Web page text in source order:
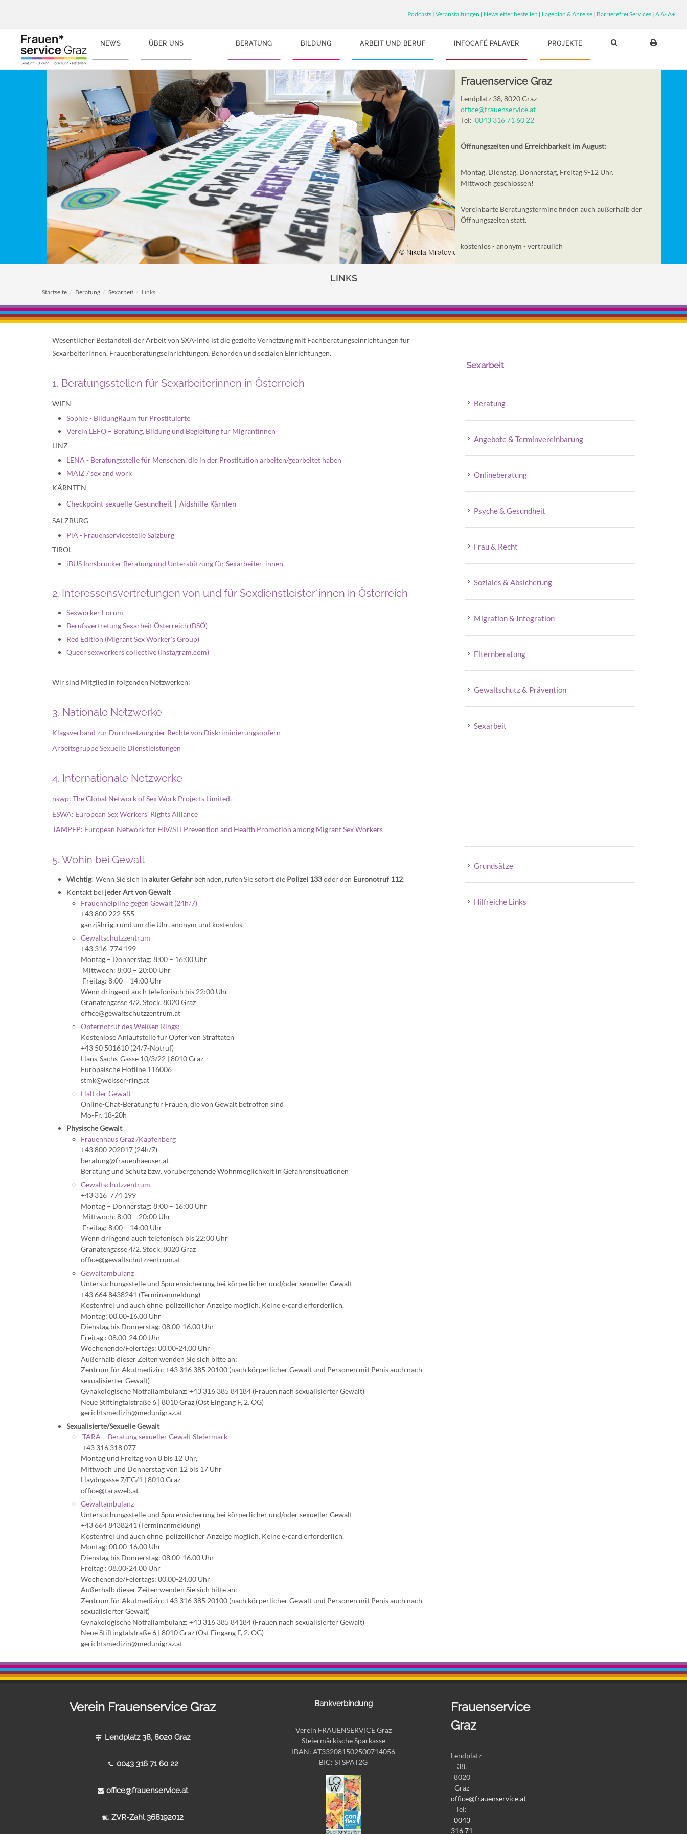
Podcasts| Veranstaltungen | Newsletter bestellen | Lageplan & Anreise| Barrierefrei Services| AA-A+
NEWS ÜBER UNS BERATUNG BILDUNG ARBEIT UND BERUF INFOCAFÉ PALAVER PROJEKTE
Frauenservice Graz
Lendplatz 38, 8020 Graz
office@frauenservice.at
Tel: 0043 316 71 60 22
Öffnungszeiten und Erreichbarkeit im August:
Montag, Dienstag, Donnerstag, Freitag 9-12 Uhr.
Mittwoch geschlossen!
Vereinbarte Beratungstermine finden auch außerhalb der
Öffnungszeiten statt.
kostenlos - anonym - vertraulich
LINKS
Startseite Beratung Sexarbeit Links
Wesentlicher Bestandteil der Arbeit von SXA-Info ist die gezielte Vernetzung mit Fachberatungseinrichtungen für
Sexarbeiterinnen, Frauenberatungseinrichtungen, Behörden und sozialen Einrichtungen.
1. Beratungsstellen für Sexarbeiterinnen in Österreich
WIEN
Sophie - BildungRaum für Prostituierte
Verein LEFÖ – Beratung, Bildung und Begleitung für Migrantinnen
LINZ
LENA - Beratungsstelle für Menschen, die in der Prostitution arbeiten/gearbeitet haben
MAIZ / sex and work
KÄRNTEN
Checkpoint sexuelle Gesundheit | Aidshilfe Kärnten
SALZBURG
PiA - Frauenservicestelle Salzburg
TIROL
iBUS Innsbrucker Beratung und Unterstützung für Sexarbeiter_innen
2. Interessensvertretungen von und für Sexdienstleister*innen in Österreich
Sexworker Forum
Berufsvertretung Sexarbeit Österreich (BSÖ)
Red Edition (Migrant Sex Worker's Group)
Queer sexworkers collective (instagram.com)
Wir sind Mitglied in folgenden Netzwerken:
3. Nationale Netzwerke
Klagsverband zur Durchsetzung der Rechte von Diskriminierungsopfern
Arbeitsgruppe Sexuelle Dienstleistungen
4. Internationale Netzwerke
nswp: The Global Network of Sex Work Projects Limited.
ESWA: European Sex Workers' Rights Alliance
TAMPEP: European Network for HIV/STI Prevention and Health Promotion among Migrant Sex Workers
5. Wohin bei Gewalt
Wichtig! Wenn Sie sich in akuter Gefahr befinden, rufen Sie sofort die Polizei 133oder den Euronotruf 112!
Kontakt bei jeder Art von Gewalt
Frauenhelpline gegen Gewalt (24h/7)
+43 800 222 555
ganzjährig, rund um die Uhr, anonym und kostenlos
Gewaltschutzzentrum
+43 316 774 199
Montag – Donnerstag: 8:00 – 16:00 Uhr
Mittwoch: 8:00 – 20:00 Uhr
Freitag: 8:00 – 14:00 Uhr
Wenn dringend auch telefonisch bis 22:00 Uhr
Granatengasse 4/2. Stock, 8020 Graz
office@gewaltschutzzentrum.at
Opfernotruf des Weißen Rings:
Kostenlose Anlaufstelle für Opfer von Straftaten
+43 50 501610 (24/7-Notruf)
Hans-Sachs-Gasse 10/3/22 | 8010 Graz
Europäische Hotline 116006
stmk@weisser-ring.at
Halt der Gewalt
Online-Chat-Beratung für Frauen, die von Gewalt betroffen sind
Mo-Fr. 18-20h
Physische Gewalt
Frauenhaus Graz /Kapfenberg
+43 800 202017 (24h/7)
beratung@frauenhaeuser.at
Beratung und Schutz bzw. vorubergehende Wohnmoglichkeit in Gefahrensituationen
Gewaltschutzzentrum
+43 316 774 199
Montag – Donnerstag: 8:00 – 16:00 Uhr
Mittwoch: 8:00 – 20:00 Uhr
Freitag: 8:00 – 14:00 Uhr
Wenn dringend auch telefonisch bis 22:00 Uhr
Granatengasse 4/2. Stock, 8020 Graz
office@gewaltschutzzentrum.at
Gewaltambulanz
Untersuchungsstelle und Spurensicherung bei körperlicher und/oder sexueller Gewalt
+43 664 8438241 (Terminanmeldung)
Kostenfrei und auch ohne polizeilicher Anzeige möglich. Keine e-card erforderlich.
Montag: 00.00-16.00 Uhr
Dienstag bis Donnerstag: 08.00-16.00 Uhr
Freitag : 08.00-24.00 Uhr
Wochenende/Feiertags: 00.00-24.00 Uhr
Außerhalb dieser Zeiten wenden Sie sich bitte an:
Zentrum für Akutmedizin: +43 316 385 20100 (nach körperlicher Gewalt und Personen mit Penis auch nach
sexualisierter Gewalt)
Gynäkologische Notfallambulanz: +43 316 385 84184 (Frauen nach sexualisierter Gewalt)
Neue Stiftingtalstraße 6 | 8010 Graz (Ost Eingang F, 2. OG)
gerichtsmedizin@medunigraz.at
Sexualisierte/Sexuelle Gewalt
TARA – Beratung sexueller Gewalt Steiermark
+43 316 318 077
Montag und Freitag von 8 bis 12 Uhr,
Mittwoch und Donnerstag von 12 bis 17 Uhr
Haydngasse 7/EG/1 | 8010 Graz
office@taraweb.at
Gewaltambulanz
Untersuchungsstelle und Spurensicherung bei körperlicher und/oder sexueller Gewalt
+43 664 8438241 (Terminanmeldung)
Kostenfrei und auch ohne polizeilicher Anzeige möglich. Keine e-card erforderlich.
Montag: 00.00-16.00 Uhr
Dienstag bis Donnerstag: 08.00-16.00 Uhr
Freitag : 08.00-24.00 Uhr
Wochenende/Feiertags: 00.00-24.00 Uhr
Außerhalb dieser Zeiten wenden Sie sich bitte an:
Zentrum für Akutmedizin: +43 316 385 20100 (nach körperlicher Gewalt und Personen mit Penis auch nach
sexualisierter Gewalt)
Gynäkologische Notfallambulanz: +43 316 385 84184 (Frauen nach sexualisierter Gewalt)
Neue Stiftingtalstraße 6 | 8010 Graz (Ost Eingang F, 2. OG)
gerichtsmedizin@medunigraz.at
Sexarbeit
Beratung
Angebote & Terminvereinbarung
Onlineberatung
Psyche & Gesundheit
Frau & Recht
Soziales & Absicherung
Migration & Integration
Elternberatung
Gewaltschutz & Prävention
Sexarbeit
Grundsätze
Hilfreiche Links
Verein Frauenservice Graz
Lendplatz 38, 8020 Graz
0043 316 71 60 22
office@frauenservice.at
ZVR-Zahl 368192012
Bankverbindung
Verein FRAUENSERVICE Graz
Steiermärkische Sparkasse
IBAN: AT332081502500714056
BIC: STSPAT2G
Frauenservice
Graz
Lendplatz
38,
8020
Graz
office@frauenservice.at
Tel:
0043
316 71